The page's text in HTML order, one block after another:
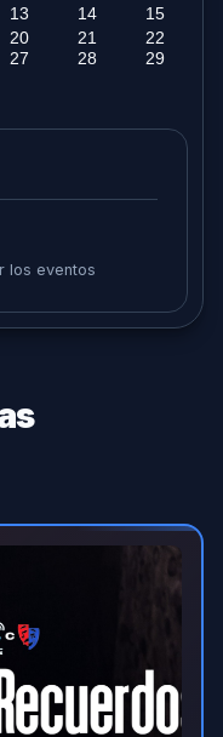
13 14
15
20 21
22
27 28
29
los eventos